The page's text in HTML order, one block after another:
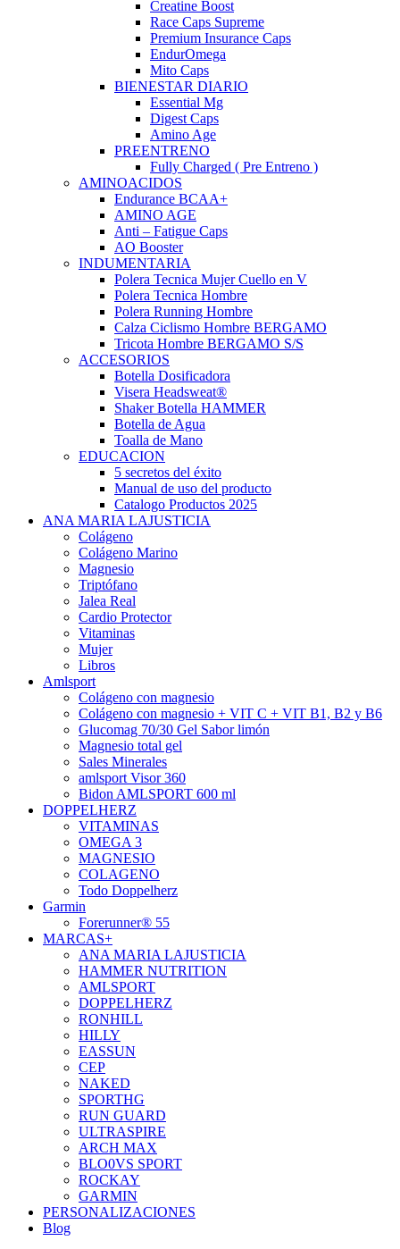
Creatine Boost
Race Caps Supreme
Premium Insurance Caps
EndurOmega
Mito Caps
BIENESTAR DIARIO
Essential Mg
Digest Caps
Amino Age
PREENTRENO
Fully Charged ( Pre Entreno )
AMINOACIDOS
Endurance BCAA+
AMINO AGE
Anti – Fatigue Caps
AO Booster
INDUMENTARIA
Polera Tecnica Mujer Cuello en V
Polera Tecnica Hombre
Polera Running Hombre
Calza Ciclismo Hombre BERGAMO
Tricota Hombre BERGAMO S/S
ACCESORIOS
Botella Dosificadora
Visera Headsweat®
Shaker Botella HAMMER
Botella de Agua
Toalla de Mano
EDUCACION
5 secretos del éxito
Manual de uso del producto
Catalogo Productos 2025
ANA MARIA LAJUSTICIA
Colágeno
Colágeno Marino
Magnesio
Triptófano
Jalea Real
Cardio Protector
Vitaminas
Mujer
Libros
Amlsport
Colágeno con magnesio
Colágeno con magnesio + VIT C + VIT B1, B2 y B6
Glucomag 70/30 Gel Sabor limón
Magnesio total gel
Sales Minerales
amlsport Visor 360
Bidon AMLSPORT 600 ml
DOPPELHERZ
VITAMINAS
OMEGA 3
MAGNESIO
COLAGENO
Todo Doppelherz
Garmin
Forerunner® 55
MARCAS+
ANA MARIA LAJUSTICIA
HAMMER NUTRITION
AMLSPORT
DOPPELHERZ
RONHILL
HILLY
EASSUN
CEP
NAKED
SPORTHG
RUN GUARD
ULTRASPIRE
ARCH MAX
BLO0VS SPORT
ROCKAY
GARMIN
PERSONALIZACIONES
Blog